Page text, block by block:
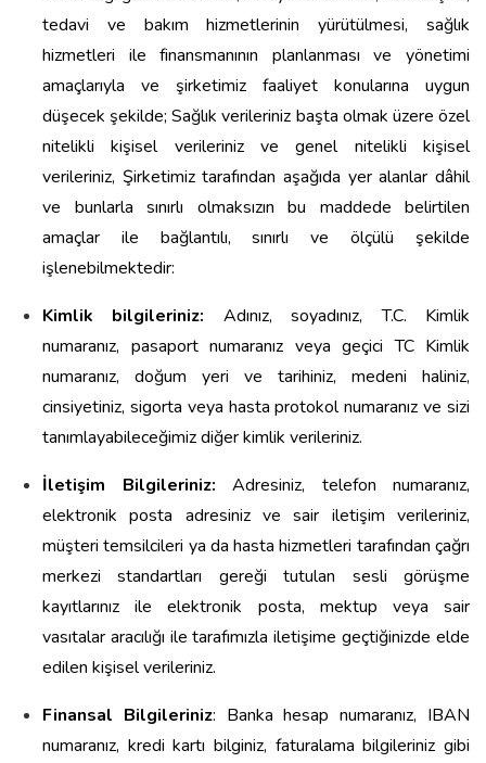
tedavi ve bakım hizmetlerinin yürütülmesi, sağlık
hizmetleri ile finansmanının planlanması ve yönetimi
amaçlarıyla ve şirketimiz faaliyet konularına uygun
düşecek şekilde; Sağlık verileriniz başta olmak üzere özel
nitelikli kişisel verileriniz ve genel nitelikli kişisel
verileriniz, Şirketimiz tarafından aşağıda yer alanlar dâhil
ve bunlarla sınırlı olmaksızın bu maddede belirtilen
amaçlar ile bağlantılı, sınırlı ve ölçülü şekilde
işlenebilmektedir:
Kimlik bilgileriniz: Adınız, soyadınız, T.C. Kimlik
numaranız, pasaport numaranız veya geçici TC Kimlik
numaranız, doğum yeri ve tarihiniz, medeni haliniz,
cinsiyetiniz, sigorta veya hasta protokol numaranız ve sizi
tanımlayabileceğimiz diğer kimlik verileriniz.
İletişim Bilgileriniz: Adresiniz, telefon numaranız,
elektronik posta adresiniz ve sair iletişim verileriniz,
müşteri temsilcileri ya da hasta hizmetleri tarafından çağrı
merkezi standartları gereği tutulan sesli görüşme
kayıtlarınız ile elektronik posta, mektup veya sair
vasıtalar aracılığı ile tarafımızla iletişime geçtiğinizde elde
edilen kişisel verileriniz.
Finansal Bilgileriniz: Banka hesap numaranız, IBAN
numaranız, kredi kartı bilginiz, faturalama bilgileriniz gibi